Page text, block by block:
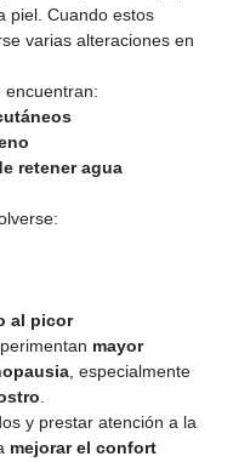
piel. Cuando estos
varias alteraciones en
encuentran:
retener agua
al picor
mayor
, especialmente
y prestar atención a la
mejorar el confort